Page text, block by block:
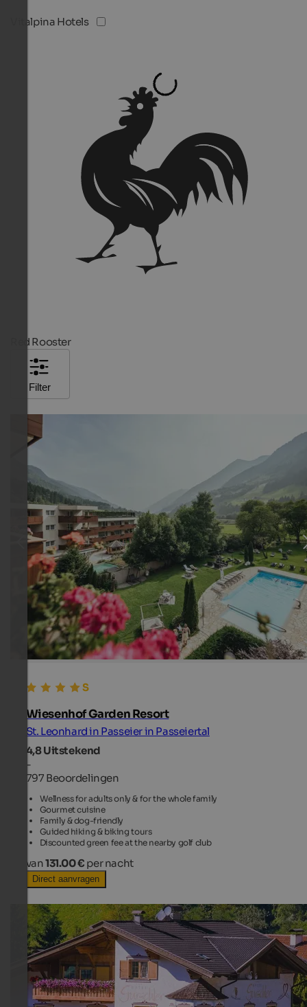
Vitalpina Hotels
Red Rooster
Filter
Wiesenhof Garden Resort
St. Leonhard in Passeier in Passeiertal
4,8Uitstekend
-
797 Beoordelingen
Wellness for adults only & for the whole family
Gourmet cuisine
Family & dog-friendly
Guided hiking & biking tours
Discounted green fee at the nearby golf club
van131.00 € per nacht
Direct aanvragen